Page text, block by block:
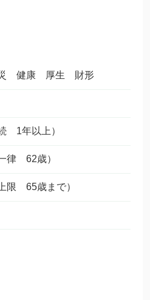
健康 厚生 財形
1年以上）
律 62歳）
限 65歳まで）